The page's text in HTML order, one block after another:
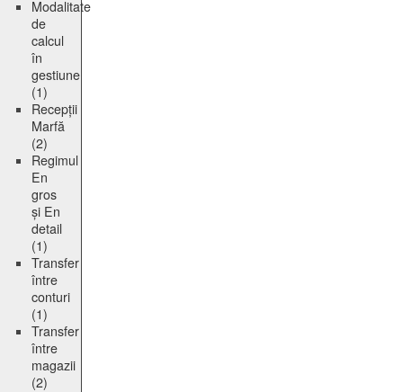
Modalitate
de
calcul
în
gestiune
(1)
Recepții
Marfă
(2)
Regimul
En
gros
și En
detail
(1)
Transfer
între
conturi
(1)
Transfer
între
magazii
(2)